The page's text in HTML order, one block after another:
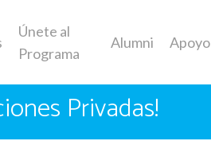
Únete al
Programa
Alumni Apoyo
Privadas!